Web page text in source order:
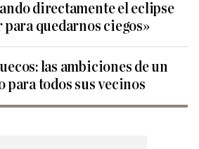
directamente el eclipse
para quedarnos ciegos»
las ambiciones de un
para todos sus vecinos